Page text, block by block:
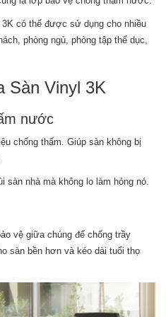
có thể được sử dụng cho nhiều
phòng ngủ, phòng tập thể dục,
Sàn Vinyl 3K
nước
chống thấm. Giúp sàn không bị
sàn nhà mà không lo làm hỏng nó.
vệ giữa chúng để chống trầy
sàn bền hơn và kéo dài tuổi thọ